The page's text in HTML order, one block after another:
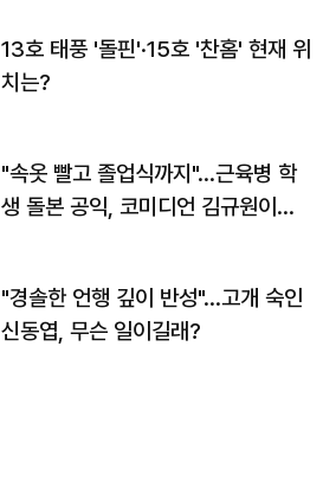
13호 태풍 '돌핀'·15호 '찬홈' 현재 위
치는?
"속옷 빨고 졸업식까지"…근육병 학
생 돌본 공익, 코미디언 김규원이었
"경솔한 언행 깊이 반성"…고개 숙인
신동엽, 무슨 일이길래?